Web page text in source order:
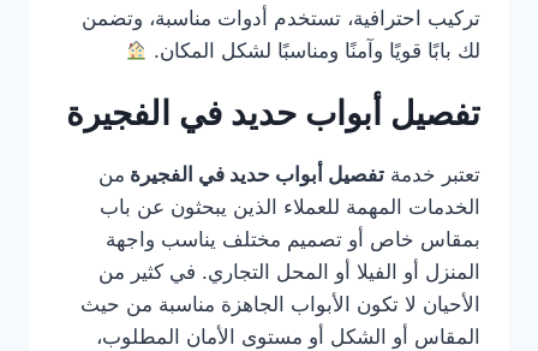
تركيب احترافية، تستخدم أدوات مناسبة، وتضمن
لك بابًا قويًا وآمنًا ومناسبًا لشكل المكان.
تفصيل أبواب حديد في الفجيرة
تعتبر خدمة تفصيل أبواب حديد في الفجيرة من
الخدمات المهمة للعملاء الذين يبحثون عن باب
بمقاس خاص أو تصميم مختلف يناسب واجهة
المنزل أو الفيلا أو المحل التجاري. في كثير من
الأحيان لا تكون الأبواب الجاهزة مناسبة من حيث
المقاس أو الشكل أو مستوى الأمان المطلوب،